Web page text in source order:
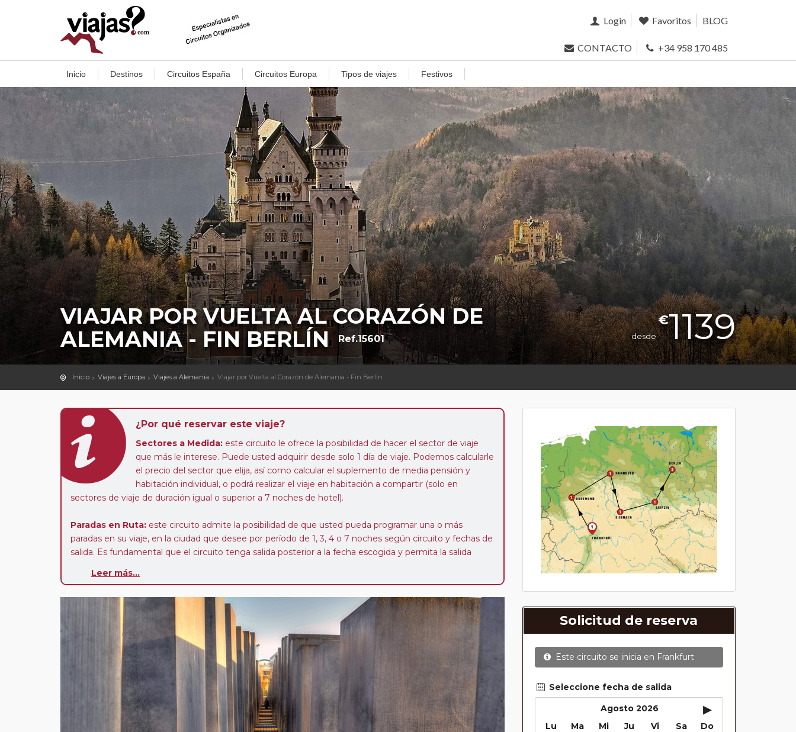
Login Favoritos BLOG
CONTACTO +34 958 170 485
Inicio Destinos Circuitos España Circuitos Europa Tipos de viajes Festivos
VIAJAR POR VUELTA AL CORAZÓN DE
ALEMANIA - FIN BERLÍN
Ref.15601 desde
€1139
Inicio Viajes a Europa Viajes a Alemania Viajar por Vuelta al Corazón de Alemania - Fin Berlín
¿Por qué reservar este viaje?
Sectores a Medida: este circuito le ofrece la posibilidad de hacer el sector de viaje
que más le interese. Puede usted adquirir desde solo 1 día de viaje. Podemos calcularle
el precio del sector que elija, así como calcular el suplemento de media pensión y
habitación individual, o podrá realizar el viaje en habitación a compartir (solo en
sectores de viaje de duración igual o superior a 7 noches de hotel).
Paradas en Ruta: este circuito admite la posibilidad de que usted pueda programar una o más
paradas en su viaje, en la ciudad que desee por período de 1, 3, 4 o 7 noches según circuito y fechas de
salida. Es fundamental que el circuito tenga salida posterior a la fecha escogida y permita la salida
realiza para tomar otro circuito del mismo proveedor no se abonará este suplemento.
Pasajero Club:
este circuito, en cualquier época del año, ofrece a los pasajeros que ya hayan viajado
con nosotros en los últimos 3 años y que pertenezcan a nuestro Club de Pasajeros (cuya obtención se
realiza tras rellenar el cuestionario de satisfacción en "Mi viaje") o los que estén en luna de miel
contarán con un descuento del 5%.
Leer más...
Solicitud de reserva
Este circuito se inicia en Frankfurt
Seleccione fecha de salida
Agosto 2026
▸
Lu Ma Mi Ju Vi Sa Do